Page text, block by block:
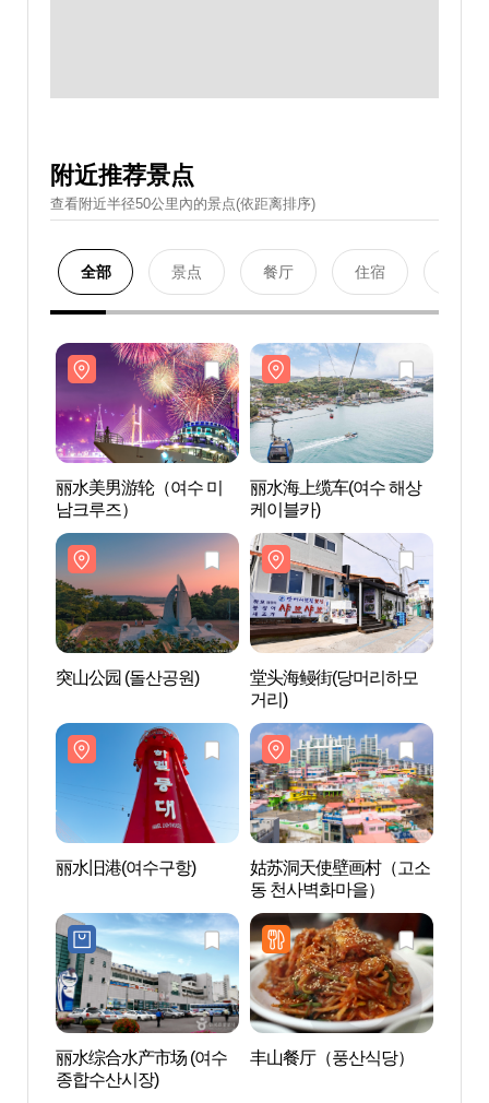
附近推荐景点
查看附近半径50公里內的景点(依距离排序)
全部 景点 餐厅 住宿
丽水美男游轮（여수 미
남크루즈）
丽水海上缆车(여수 해상
케이블카)
突山公园 (돌산공원)
堂头海鳗街(당머리하모
거리)
丽水旧港(여수구항)
姑苏洞天使壁画村（고소
동 천사벽화마을）
丽水综合水产市场 (여수
종합수산시장)
丰山餐厅（풍산식당）